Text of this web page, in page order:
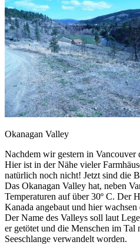
Okanagan Valley
Nachdem wir gestern in Vancouver
Hier ist in der Nähe vieler
natürlich noch nicht! Jetzt sind die
Das Okanagan Valley hat, neben
Temperaturen auf über 30º C. Der
Kanada angebaut und hier
Der Name des Valleys soll laut
er getötet und die Menschen im
Seeschlange verwandelt worden.